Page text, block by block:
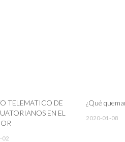
TELEMATICO DE
EN EL
02
¿Qué
2020-01-08